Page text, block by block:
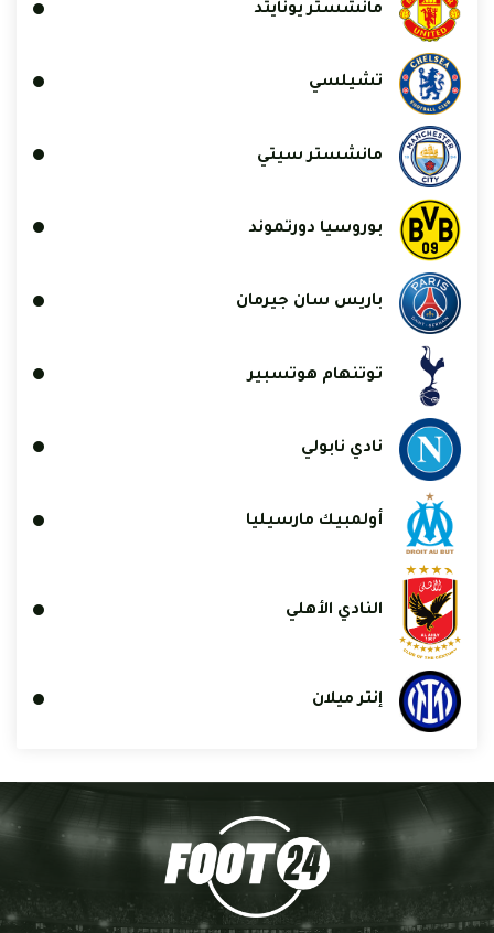
مانشستر يونايتد
تشيلسي
مانشستر سيتي
بوروسيا دورتموند
باريس سان جيرمان
توتنهام هوتسبير
نادي نابولي
أولمبيك مارسيليا
النادي الأهلي
إنتر ميلان